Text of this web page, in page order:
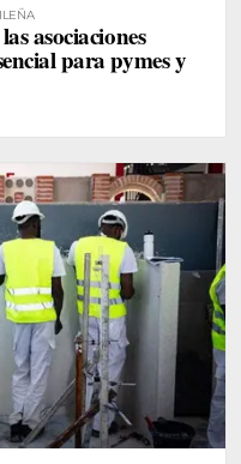
asociaciones
para pymes y